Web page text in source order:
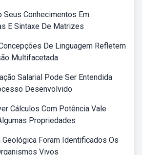
Seus Conhecimentos Em
E Sintaxe De Matrizes
De Linguagem Refletem
Multifacetada
Salarial Pode Ser Entendida
Desenvolvido
Cálculos Com Potência Vale
Propriedades
Geológica Foram Identificados Os
Vivos